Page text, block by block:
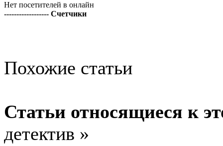
Нет посетителей в онлайн
------------------ Счетчики
Похожие статьи
Статьи относящиеся к
детектив »